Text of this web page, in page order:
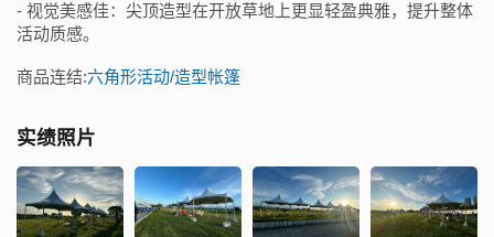
- 视觉美感佳：尖顶造型在开放草地上更显轻盈典雅，提升整体
活动质感。
商品连结:六角形活动/造型帐篷
实绩照片